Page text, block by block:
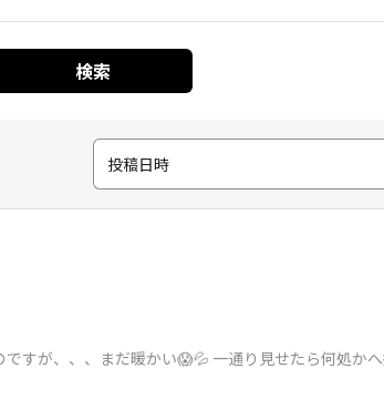
検索
投稿日時
すが、、、まだ暖かい😱💦 一通り見せたら何処か